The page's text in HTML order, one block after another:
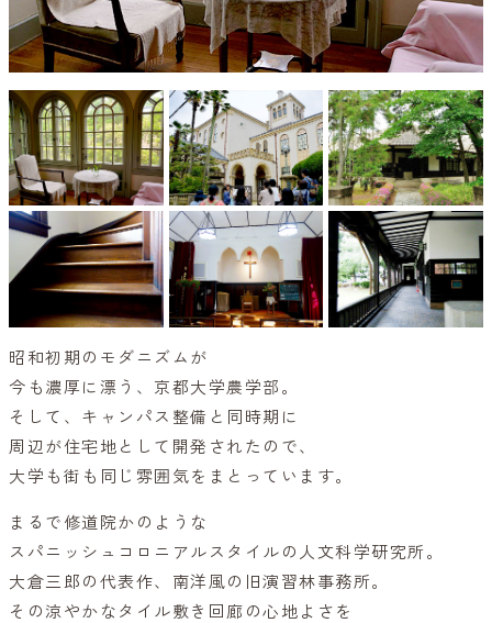
昭和初期のモダニズムが
今も濃厚に漂う、京都大学農学部。
そして、キャンパス整備と同時期に
周辺が住宅地として開発されたので、
大学も街も同じ雰囲気をまとっています。
まるで修道院かのような
スパニッシュコロニアルスタイルの人文科学研究所。
大倉三郎の代表作、南洋風の旧演習林事務所。
その涼やかなタイル敷き回廊の心地よさを